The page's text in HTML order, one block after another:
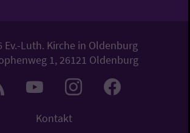
Ev.-Luth. Kirche in Oldenburg
1, 26121 Oldenburg
Kontakt